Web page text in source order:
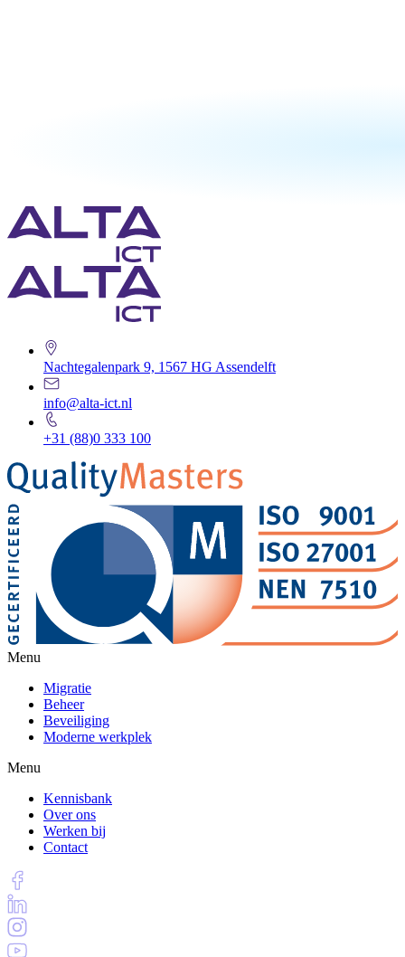
Nachtegalenpark 9, 1567 HG Assendelft
info@alta-ict.nl
+31 (88)0 333 100
Menu
Migratie
Beheer
Beveiliging
Moderne werkplek
Menu
Kennisbank
Over ons
Werken bij
Contact